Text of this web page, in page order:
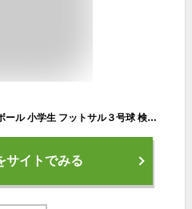
adidas（アディダス）サッカーボール 小学生 フットサル３号球 検定球 フィナーレ サンクトペテルブルク フットサル AFF3400SP
サイトでみる